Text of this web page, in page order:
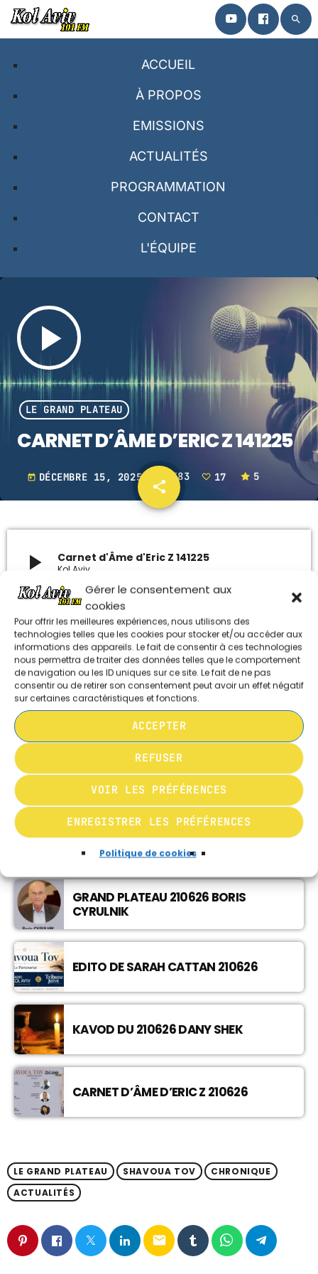
Gérer le consentement aux
cookies
Pour offrir les meilleures expériences, nous utilisons des
technologies telles que les cookies pour stocker et/ou accéder aux
informations des appareils. Le fait de consentir à ces technologies
nous permettra de traiter des données telles que le comportement
de navigation ou les ID uniques sur ce site. Le fait de ne pas
consentir ou de retirer son consentement peut avoir un effet négatif
sur certaines caractéristiques et fonctions.
ACCEPTER
REFUSER
VOIR LES PRÉFÉRENCES
ENREGISTRER LES PRÉFÉRENCES
Politique de cookies
search
close
ARCHIVES
janvier 2024
juillet 2023
UPCOMING SHOWS
MUSIQUE
15:00 - 18:00
L’INFORMATION EN DIRECT
18:00 - 19:30
L’INFORMATION EN DIRECT
ACCUEIL
À PROPOS
EMISSIONS
ACTUALITÉS
PROGRAMMATION
CONTACT
L'ÉQUIPE
play_arrow
LE GRAND PLATEAU
CARNET D’ÂME D’ERIC Z 141225
today DÉCEMBRE 15, 2025 1583 17 5
share
17
email
play_arrow Carnet d'Âme d'Eric Z 141225
Kol Aviv
LE CARNET DAME D’ERIC
CHRONIQUE ET ANALYSE GÉOPOLITIQUE
LES AUTRES RUBRIQUES DE SHAVOUA TOV
EDITO DE SARAH CATTAN 050726
LE BILLET D’ÉRICK 050726
GRAND PLATEAU 210626 BORIS
CYRULNIK
EDITO DE SARAH CATTAN 210626
KAVOD DU 210626 DANY SHEK
CARNET D’ÂME D’ERIC Z 210626
LE GRAND PLATEAU SHAVOUA TOV
CHRONIQUE
ACTUALITÉS
email